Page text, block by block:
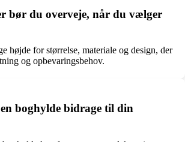
bør du overveje, når du vælger
højde for størrelse, materiale og design, der
og opbevaringsbehov.
boghylde bidrage til din